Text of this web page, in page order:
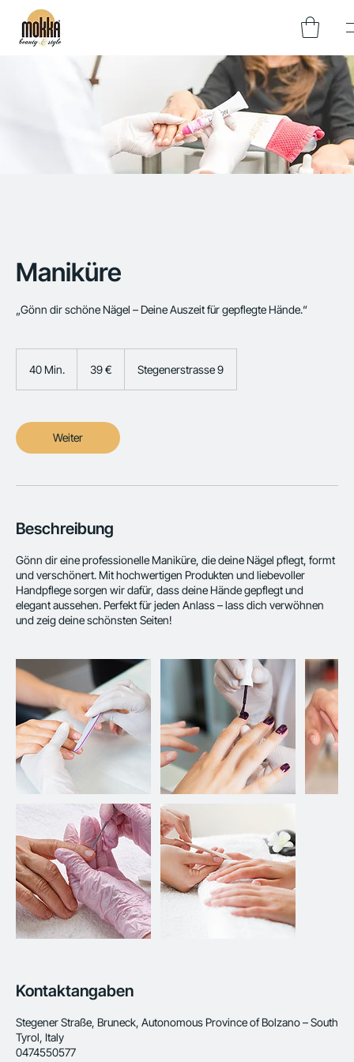
Maniküre
„Gönn dir schöne Nägel – Deine Auszeit für gepflegte Hände.“
40 Min.
.
39 € Stegenerstrasse 9
Weiter
Beschreibung
Gönn dir eine professionelle Maniküre, die deine Nägel pflegt, formt
und verschönert. Mit hochwertigen Produkten und liebevoller
Handpflege sorgen wir dafür, dass deine Hände gepflegt und
elegant aussehen. Perfekt für jeden Anlass – lass dich verwöhnen
und zeig deine schönsten Seiten!
Kontaktangaben
Stegener Straße, Bruneck, Autonomous Province of Bolzano – South
Tyrol, Italy
0474550577